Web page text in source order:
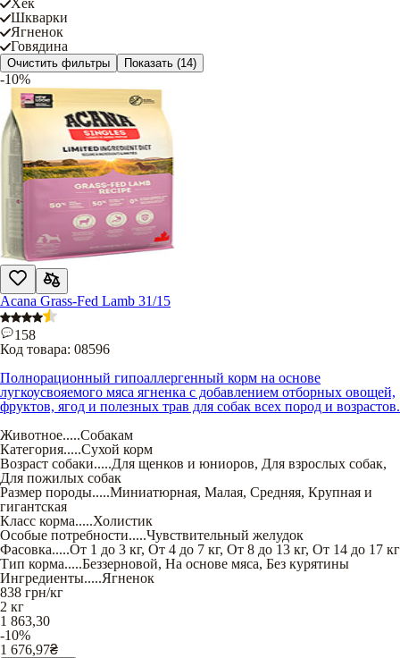
Шкварки
Ягненок
Говядина
Очистить фильтры Показать (14)
-10%
Acana Grass-Fed Lamb 31/15
158
Код товара: 08596
Полнорационный гипоаллергенный корм на основе
лугкоусвояемого мяса ягненка с добавлением отборных овощей,
фруктов, ягод и полезных трав для собак всех пород и возрастов.
Животное.....Собакам
Категория.....Сухой корм
Возраст собаки.....Для щенков и юниоров, Для взрослых собак,
Для пожилых собак
Размер породы.....Миниатюрная, Малая, Средняя, Крупная и
гигантская
Класс корма.....Холистик
Особые потребности.....Чувствительный желудок
Фасовка.....От 1 до 3 кг, От 4 до 7 кг, От 8 до 13 кг, От 14 до 17 кг
Тип корма.....Беззерновой, На основе мяса, Без курятины
Ингредиенты.....Ягненок
838 грн/кг
2 кг
1 863,30
-10%
1 676,97₴